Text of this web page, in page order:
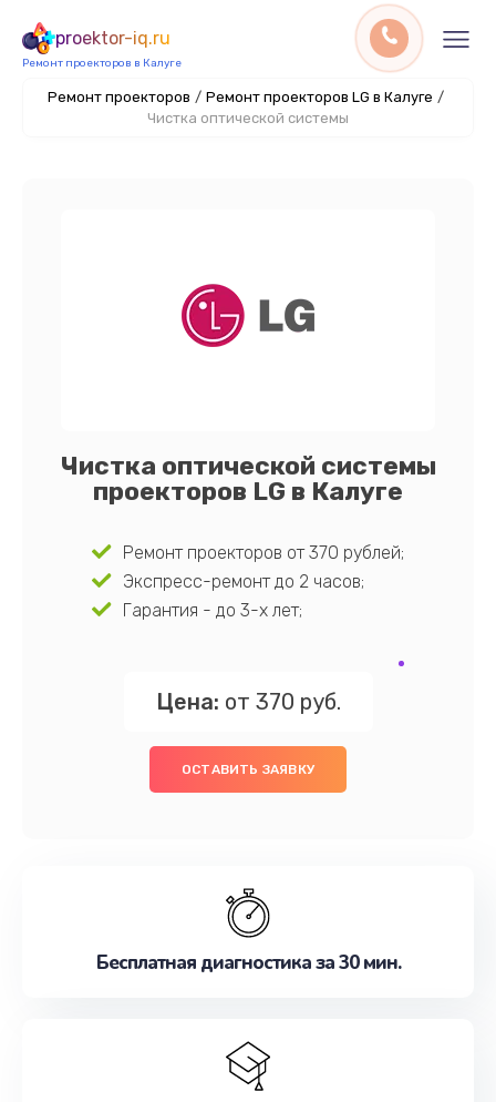
proektor-iq.ru
Ремонт проекторов в Калуге
Ремонт проекторов / Ремонт проекторов LG в Калуге /
Чистка оптической системы
Чистка оптической системы
проекторов LG в Калуге
Ремонт проекторов от 370 рублей;
Экспресс-ремонт до 2 часов;
Гарантия - до 3-х лет;
Цена: от 370 руб.
ОСТАВИТЬ ЗАЯВКУ
Бесплатная диагностика за 30 мин.